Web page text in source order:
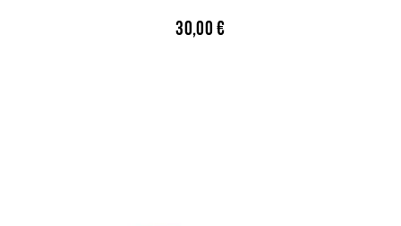
30,00€